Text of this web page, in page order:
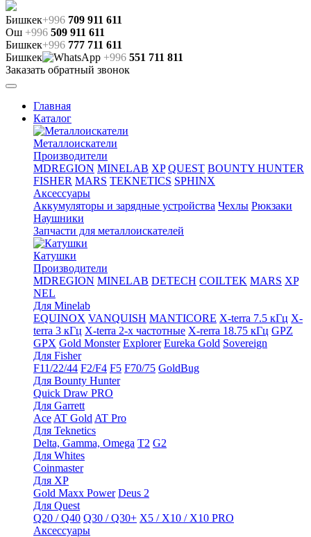
Бишкек+996 709 911 611
Ош +996 509 911 611
Бишкек+996 777 711 611
Бишкек
+996 551 711 811
Заказать обратный звонок
Главная
Каталог
Металлоискатели
Производители
MDREGION MINELAB XP QUEST BOUNTY HUNTER
FISHER MARS TEKNETICS SPHINX
Аксессуары
Аккумуляторы и зарядные устройства Чехлы Рюкзаки
Наушники
Запчасти для металлоискателей
Катушки
Производители
MDREGION MINELAB DETECH COILTEK MARS XP
NEL
Для Minelab
EQUINOX VANQUISH MANTICORE X-terra 7.5 кГц X-
terra 3 кГц X-terra 2-х частотные X-rerra 18.75 кГц GPZ
GPX Gold Monster Explorer Eureka Gold Sovereign
Для Fisher
F11/22/44 F2/F4 F5 F70/75 GoldBug
Для Bounty Hunter
Quick Draw PRO
Для Garrett
Ace AT Gold AT Pro
Для Teknetics
Delta, Gamma, Omega Т2 G2
Для Whites
Coinmaster
Для XP
Gold Maxx Power Deus 2
Для Quest
Q20 / Q40 Q30 / Q30+ X5 / X10 / X10 PRO
Аксессуары